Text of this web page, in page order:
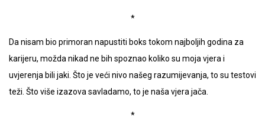
*
Da nisam bio primoran napustiti boks tokom najboljih godina za
karijeru, možda nikad ne bih spoznao koliko su moja vjera i
uvjerenja bili jaki. Što je veći nivo našeg razumijevanja, to su testovi
teži. Što više izazova savladamo, to je naša vjera jača.
*